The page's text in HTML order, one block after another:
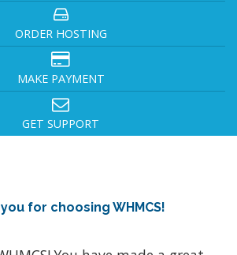
ORDER HOSTING
MAKE PAYMENT
GET SUPPORT
for choosing WHMCS!